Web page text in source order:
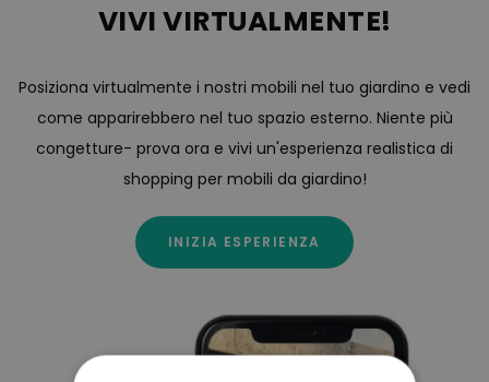
VIVI VIRTUALMENTE!
Posiziona virtualmente i nostri mobili nel tuo giardino e vedi
come apparirebbero nel tuo spazio esterno. Niente più
congetture- prova ora e vivi un'esperienza realistica di
shopping per mobili da giardino!
INIZIA ESPERIENZA